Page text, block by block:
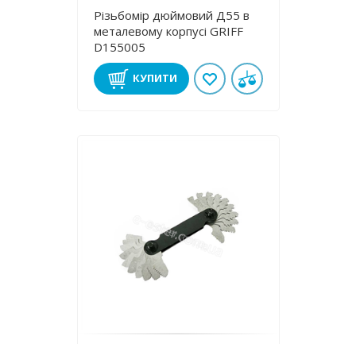
Різьбомір дюймовий Д55 в
металевому корпусі GRIFF
D155005
КУПИТИ